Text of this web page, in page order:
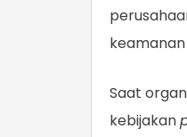
Saat
kebijakan